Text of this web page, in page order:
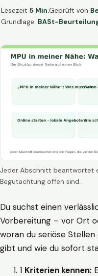
Lesezeit 5 Min.Geprüft von
Grundlage: BASt-
Jeder Abschnitt beantwortet
Begutachtung offen sind.
Du suchst einen
Vorbereitung – vor Ort
woran du seriöse
gibt und wie du sofort
1 Kriterien kennen: